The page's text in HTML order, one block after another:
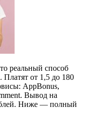
реальный способ
Платят от 1,5 до 180
AppBonus,
Вывод на
Ниже — полный